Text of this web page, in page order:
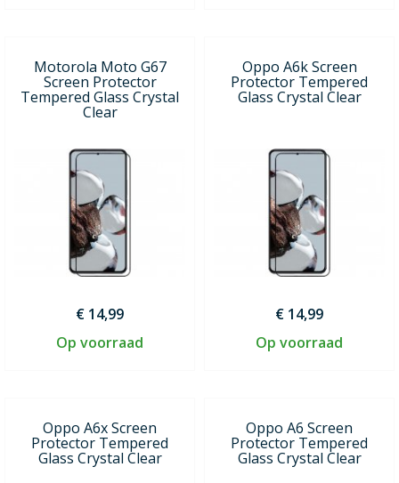
Motorola Moto G67
Screen Protector
Tempered Glass Crystal
Clear
€ 14,99
Op voorraad
Oppo A6k Screen
Protector Tempered
Glass Crystal Clear
€ 14,99
Op voorraad
Oppo A6x Screen
Protector Tempered
Glass Crystal Clear
Oppo A6 Screen
Protector Tempered
Glass Crystal Clear